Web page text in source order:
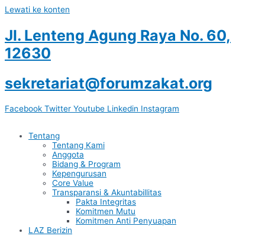
Lewati ke konten
Jl. Lenteng Agung Raya No. 60,
12630
sekretariat@forumzakat.org
Facebook Twitter Youtube Linkedin Instagram
Tentang
Tentang Kami
Anggota
Bidang & Program
Kepengurusan
Core Value
Transparansi & Akuntabillitas
Pakta Integritas
Komitmen Mutu
Komitmen Anti Penyuapan
LAZ Berizin